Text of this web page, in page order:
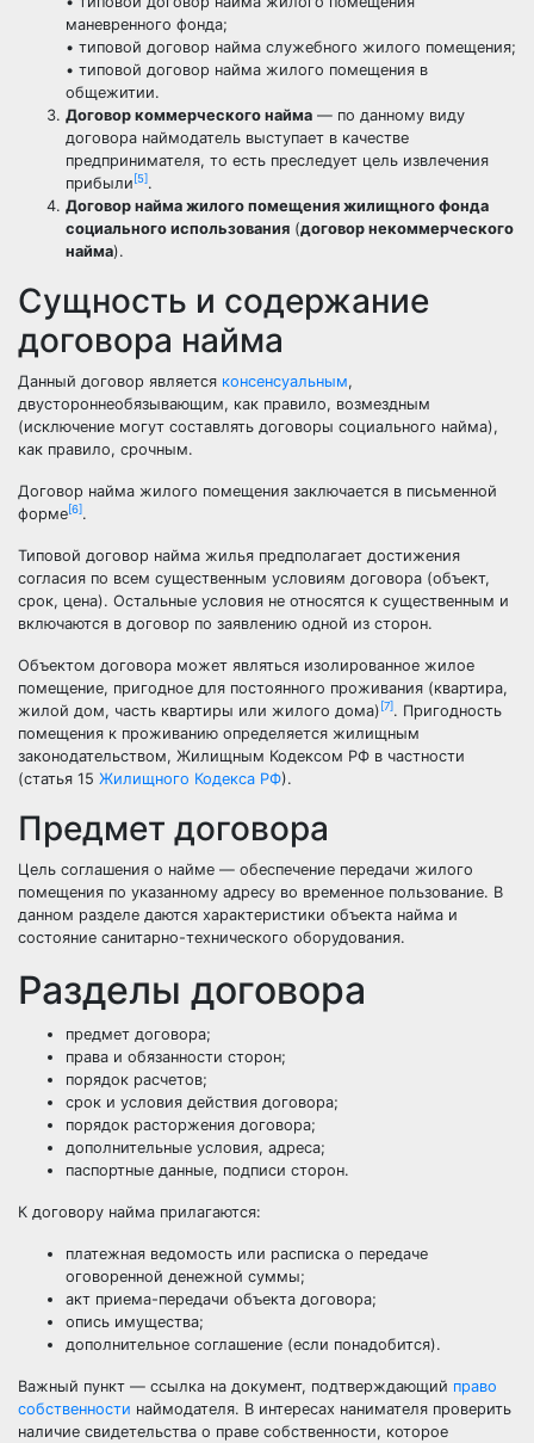
маневренного фонда;
• типовой договор найма служебного жилого помещения;
• типовой договор найма жилого помещения в
общежитии.
Договор коммерческого найма — по данному виду
договора наймодатель выступает в качестве
предпринимателя, то есть преследует цель извлечения
прибыли [5].
Договор найма жилого помещения жилищного фонда
социального использования (договор некоммерческого
найма).
Сущность и содержание
договора найма
Данный договор является консенсуальным,
двустороннеобязывающим, как правило, возмездным
(исключение могут составлять договоры социального найма),
как правило, срочным.
Договор найма жилого помещения заключается в письменной
форме[6].
Типовой договор найма жилья предполагает достижения
согласия по всем существенным условиям договора (объект,
срок, цена). Остальные условия не относятся к существенным и
включаются в договор по заявлению одной из сторон.
Объектом договора может являться изолированное жилое
помещение, пригодное для постоянного проживания (квартира,
жилой дом, часть квартиры или жилого дома) [7]. Пригодность
помещения к проживанию определяется жилищным
законодательством, Жилищным Кодексом РФ в частности
(статья 15 Жилищного Кодекса РФ).
Предмет договора
Цель соглашения о найме — обеспечение передачи жилого
помещения по указанному адресу во временное пользование. В
данном разделе даются характеристики объекта найма и
состояние санитарно-технического оборудования.
Разделы договора
предмет договора;
права и обязанности сторон;
порядок расчетов;
срок и условия действия договора;
порядок расторжения договора;
дополнительные условия, адреса;
паспортные данные, подписи сторон.
К договору найма прилагаются:
платежная ведомость или расписка о передаче
оговоренной денежной суммы;
акт приема-передачи объекта договора;
опись имущества;
дополнительное соглашение (если понадобится).
Важный пункт — ссылка на документ, подтверждающий право
собственности наймодателя. В интересах нанимателя проверить
наличие свидетельства о праве собственности, которое